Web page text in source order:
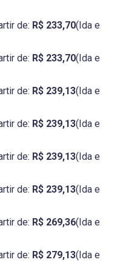
de: R$ 233,70(Ida e
de: R$ 233,70(Ida e
de: R$ 239,13(Ida e
de: R$ 239,13(Ida e
de: R$ 239,13(Ida e
de: R$ 239,13(Ida e
de: R$ 269,36(Ida e
de: R$ 279,13(Ida e